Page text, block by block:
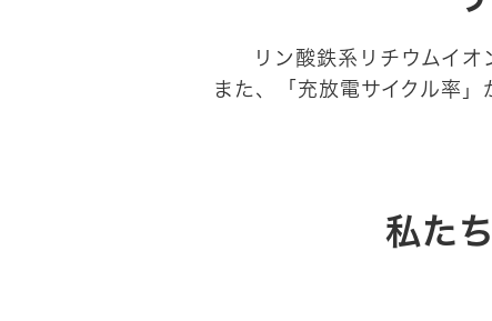
リン酸鉄系リチウムイ
また、「充放電サイクル率
私た